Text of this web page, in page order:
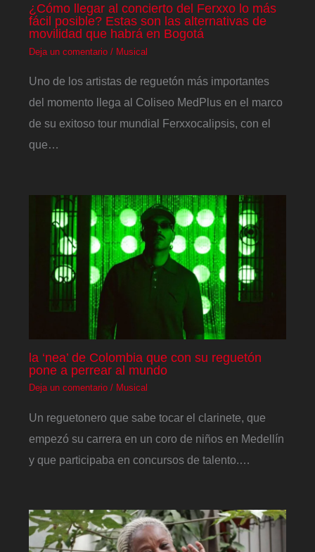
¿Cómo llegar al concierto del Ferxxo lo más
fácil posible? Estas son las alternativas de
movilidad que habrá en Bogotá
Deja un comentario / Musical
Uno de los artistas de reguetón más importantes
del momento llega al Coliseo MedPlus en el marco
de su exitoso tour mundial Ferxxocalipsis, con el
que…
la ‘nea’ de Colombia que con su reguetón
pone a perrear al mundo
Deja un comentario / Musical
Un reguetonero que sabe tocar el clarinete, que
empezó su carrera en un coro de niños en Medellín
y que participaba en concursos de talento.…